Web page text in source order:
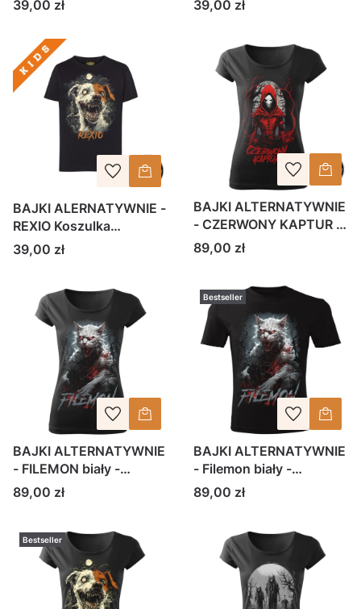
Cena
39,00 zł Cena
39,00 zł
BAJKI ALERNATYWNIE -
REXIO Koszulka
dziecięca
Cena
39,00 zł
BAJKI ALTERNATYWNIE
- CZERWONY KAPTUR -
koszulka damska
Cena
89,00 zł
BAJKI ALTERNATYWNIE
- FILEMON biały -
koszulka damska
Cena
89,00 zł
Bestseller
BAJKI ALTERNATYWNIE
- Filemon biały -
koszulka męska
Cena
89,00 zł
Bestseller